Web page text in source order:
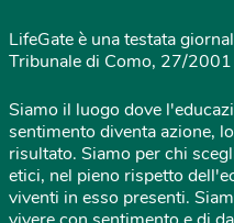
LifeGate è una testata
Tribunale di Como, 27/2001
Siamo il luogo dove
sentimento diventa azione,
risultato. Siamo per chi
etici, nel pieno rispetto
viventi in esso presenti.